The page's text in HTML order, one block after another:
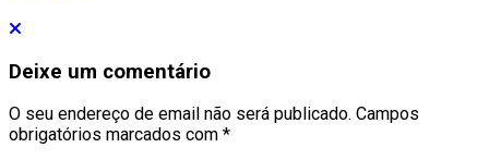
Deixe um comentário
O seu endereço de email não será publicado. Campos
obrigatórios marcados com *